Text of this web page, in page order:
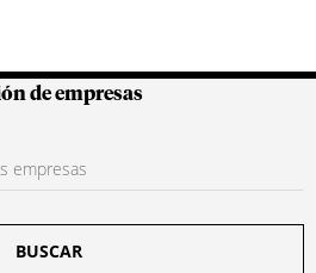
Colombianas
de empresas
BUSCAR